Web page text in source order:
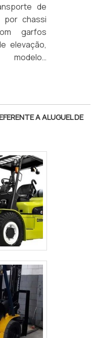
de
por chassi
garfos
elevação,
Pode
ou
diesel ou
variável,
kg, com
segurança
e
A ALUGUEL DE